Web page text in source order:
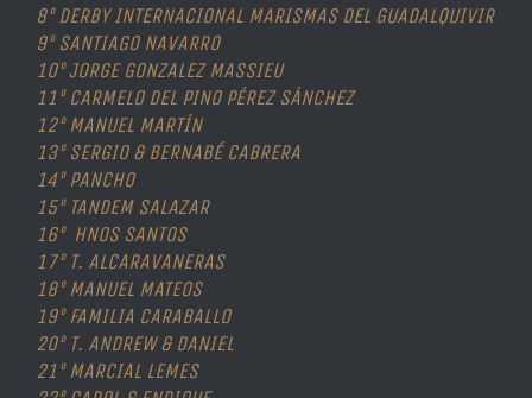
8º DERBY INTERNACIONAL MARISMAS DEL GUADALQUIVIR
9º SANTIAGO NAVARRO
10º JORGE GONZALEZ MASSIEU
11º CARMELO DEL PINO PÉREZSÁNCHEZ
12º MANUEL MARTÍN
13º SERGIO & BERNABÉ CABRERA
14º PANCHO
15º TANDEM SALAZAR
16º HNOS SANTOS
17º T. ALCARAVANERAS
18º MANUEL MATEOS
19º FAMILIA CARABALLO
20º T. ANDREW & DANIEL
21º MARCIAL LEMES